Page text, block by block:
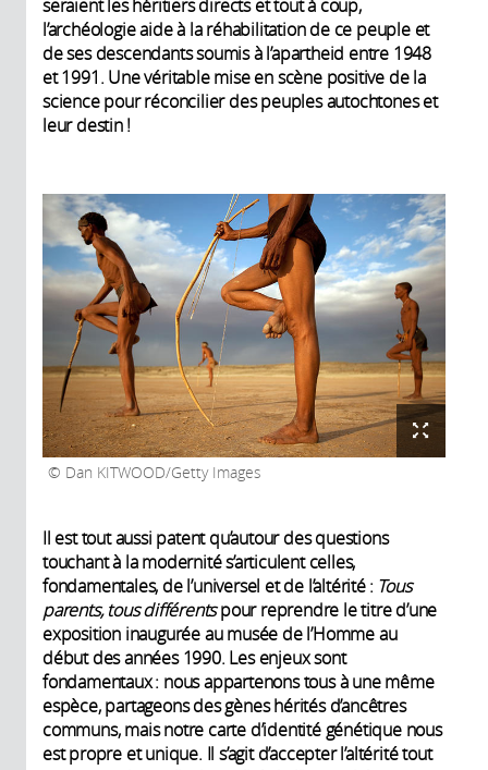
seraient les héritiers directs et tout à coup,
l’archéologie aide à la réhabilitation de ce peuple et
de ses descendants soumis à l’apartheid entre 1948
et 1991. Une véritable mise en scène positive de la
science pour réconcilier des peuples autochtones et
leur destin !
Dan KITWOOD/Getty Images
Il est tout aussi patent qu’autour des questions
touchant à la modernité s’articulent celles,
fondamentales, de l’universel et de l’altérité : Tous
parents, tous différentspour reprendre le titre d’une
exposition inaugurée au musée de l’Homme au
début des années 1990. Les enjeux sont
fondamentaux : nous appartenons tous à une même
espèce, partageons des gènes hérités d’ancêtres
communs, mais notre carte d’identité génétique nous
est propre et unique. Il s’agit d’accepter l’altérité tout